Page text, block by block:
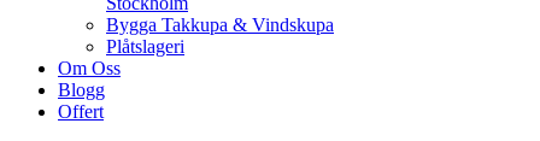
Bygga Takkupa & Vindskupa
Plåtslageri
Om Oss
Blogg
Offert